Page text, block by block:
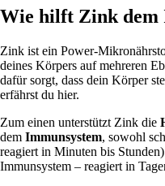
Wie hilft Zink dem
Zink ist ein Power-
deines Körpers auf mehreren
dafür sorgt, dass dein Körper
erfährst du hier.
Zum einen unterstützt Zink die
dem Immunsystem, sowohl
reagiert in Minuten bis
Immunsystem – reagiert in